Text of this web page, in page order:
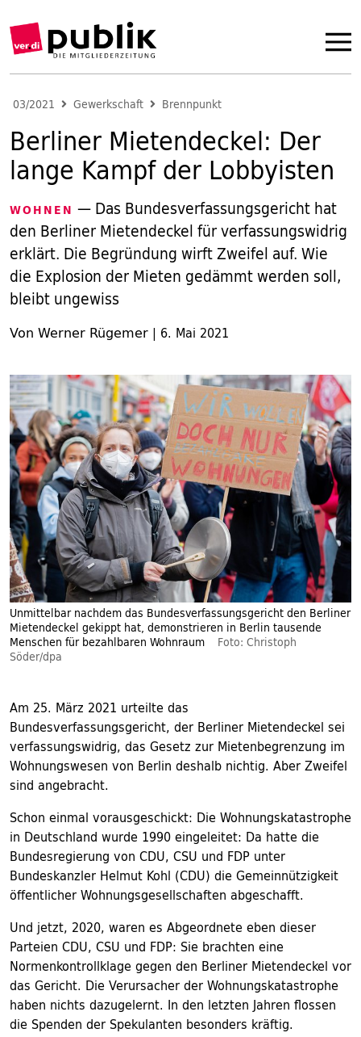
03/2021 Gewerkschaft Brennpunkt
Berliner Mietendeckel: Der
lange Kampf der Lobbyisten
WOHNEN — Das Bundesverfassungsgericht hat
den Berliner Mietendeckel für verfassungswidrig
erklärt. Die Begründung wirft Zweifel auf. Wie
die Explosion der Mieten gedämmt werden soll,
bleibt ungewiss
Von Werner Rügemer | 6. Mai 2021
Unmittelbar nachdem das Bundesverfassungsgericht den Berliner
Mietendeckel gekippt hat, demonstrieren in Berlin tausende
Menschen für bezahlbaren Wohnraum Foto: Christoph
Söder/dpa
Am 25. März 2021 urteilte das
Bundesverfassungsgericht, der Berliner Mietendeckel sei
verfassungswidrig, das Gesetz zur Mietenbegrenzung im
Wohnungswesen von Berlin deshalb nichtig. Aber Zweifel
sind angebracht.
Schon einmal vorausgeschickt: Die Wohnungskatastrophe
in Deutschland wurde 1990 eingeleitet: Da hatte die
Bundesregierung von CDU, CSU und FDP unter
Bundeskanzler Helmut Kohl (CDU) die Gemeinnützigkeit
öffentlicher Wohnungsgesellschaften abgeschafft.
Und jetzt, 2020, waren es Abgeordnete eben dieser
Parteien CDU, CSU und FDP: Sie brachten eine
Normenkontrollklage gegen den Berliner Mietendeckel vor
das Gericht. Die Verursacher der Wohnungskatastrophe
haben nichts dazugelernt. In den letzten Jahren flossen
die Spenden der Spekulanten besonders kräftig.